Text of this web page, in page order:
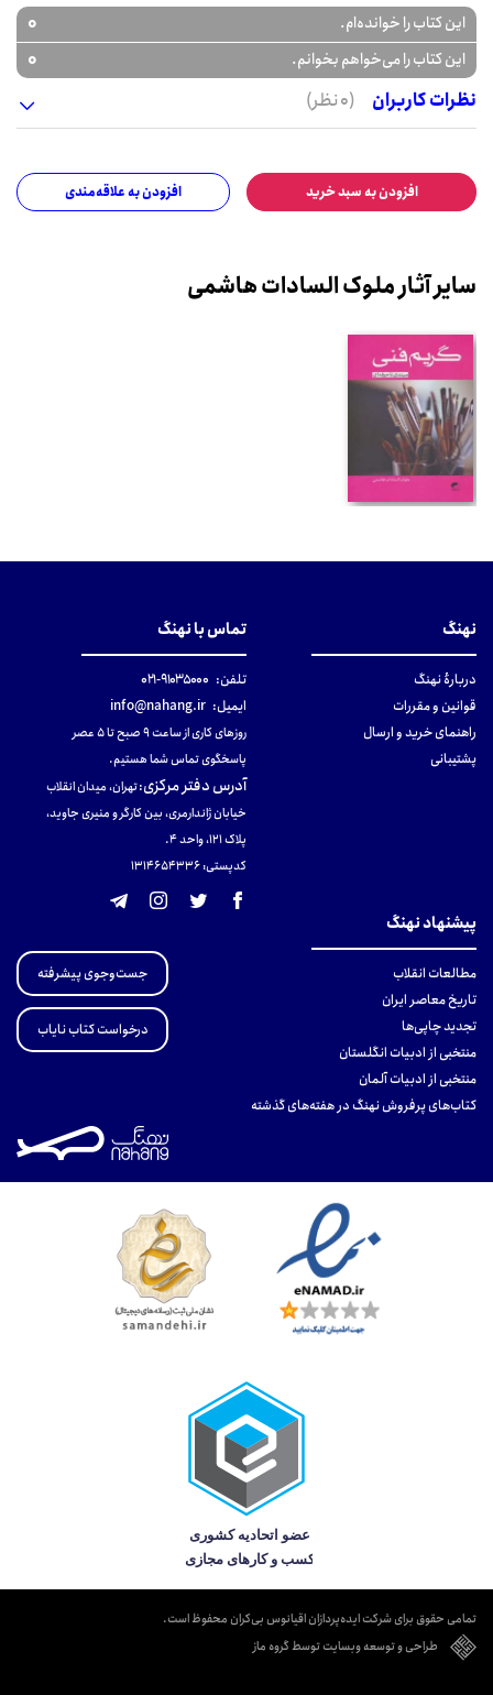
این کتاب را خوانده‌ام. 0
این کتاب را می‌خواهم بخوانم.
0
نظرات کاربران
(0 نظر)
افزودن به سبد خرید افزودن به علاقه‌مندی
سایر آثار ملوک السادات هاشمی
نهنگ
دربارهٔ نهنگ
قوانین و مقررات
راهنمای خرید و ارسال
پشتیبانی
تماس با نهنگ
تلفن: ۹۱۰۳۵۰۰۰-۰۲۱
ایمیل: info@nahang.ir
روزهای کاری از ساعت ۹ صبح تا ۵ عصر
پاسخگوی تماس شما هستیم.
آدرس دفتر مرکزی:تهران، میدان انقلاب
خیابان ژاندارمری، بین کارگر و منیری جاوید،
پلاک 121، واحد ۴.
کدپستی: 131465433۶
پیشنهاد نهنگ
مطالعات انقلاب
تاریخ معاصر ایران
تجدید چاپی‌ها
منتخبی از ادبیات انگلستان
منتخبی از ادبیات آلمان
کتاب‌های پرفروش نهنگ در هفته‌های گذشته
جست‌وجوی پیشرفته
درخواست کتاب نایاب
تمامی حقوق برای شرکت ایده‌پردازان اقیانوس بی‌کران محفوظ است.
طراحی و توسعه وبسایت توسط گروه ماز